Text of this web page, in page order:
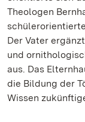
Theologen
Der Vater
und
aus. Das
die Bildung der
Wissen